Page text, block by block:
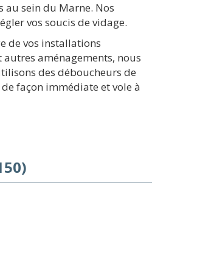
au sein du Marne. Nos
vos soucis de vidage.
de vos installations
aménagements, nous
des déboucheurs de
façon immédiate et vole à